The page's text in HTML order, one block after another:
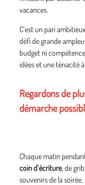
vacances.
C’est un pari
défi de grande
budget ni
idées et une ténacité
Regardons de
démarche
Chaque matin
coin d’écriture, de
souvenirs de la